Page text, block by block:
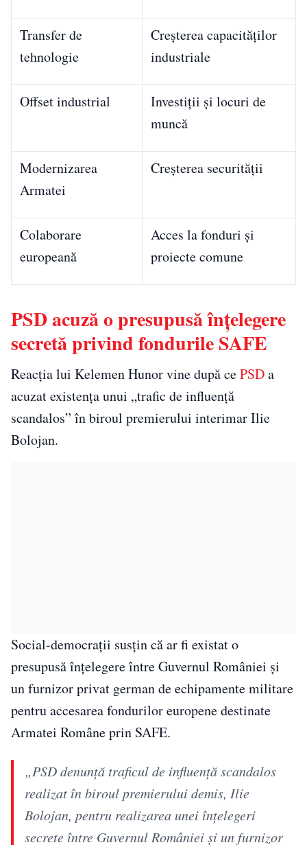
Transfer de
tehnologie
Creșterea capacităților
industriale
Offset industrial
Investiții și locuri de
muncă
Modernizarea
Armatei
Creșterea securității
Colaborare
europeană
Acces la fonduri și
proiecte comune
PSD acuză o presupusă înțelegere
secretă privind fondurile SAFE
Reacția lui Kelemen Hunor vine după cePSDa
acuzat existența unui „trafic de influență
scandalos” în biroul premierului interimar Ilie
Bolojan.
Social-democrații susțin că ar fi existat o
presupusă înțelegere între Guvernul României și
un furnizor privat german de echipamente militare
pentru accesarea fondurilor europene destinate
Armatei Române prin SAFE.
„PSD denunţă traficul de influenţă scandalos
realizat în biroul premierului demis, Ilie
Bolojan, pentru realizarea unei înţelegeri
secrete între Guvernul României şi un furnizor